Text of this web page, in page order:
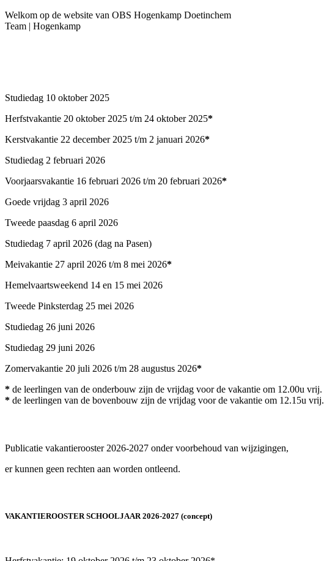
Welkom op de website van OBS Hogenkamp Doetinchem
Team | Hogenkamp
Studiedag 10 oktober 2025
Herfstvakantie 20 oktober 2025 t/m 24 oktober 2025*
Kerstvakantie 22 december 2025 t/m 2 januari 2026*
Studiedag 2 februari 2026
Voorjaarsvakantie 16 februari 2026 t/m 20 februari 2026*
Goede vrijdag 3 april 2026
Tweede paasdag 6 april 2026
Studiedag 7 april 2026 (dag na Pasen)
Meivakantie 27 april 2026 t/m 8 mei 2026*
Hemelvaartsweekend 14 en 15 mei 2026
Tweede Pinksterdag 25 mei 2026
Studiedag 26 juni 2026
Studiedag 29 juni 2026
Zomervakantie 20 juli 2026 t/m 28 augustus 2026*
* de leerlingen van de onderbouw zijn de vrijdag voor de vakantie om 12.00u vrij.
* de leerlingen van de bovenbouw zijn de vrijdag voor de vakantie om 12.15u vrij.
Publicatie vakantierooster 2026-2027 onder voorbehoud van wijzigingen,
er kunnen geen rechten aan worden ontleend.
VAKANTIEROOSTER SCHOOLJAAR 2026-2027 (concept)